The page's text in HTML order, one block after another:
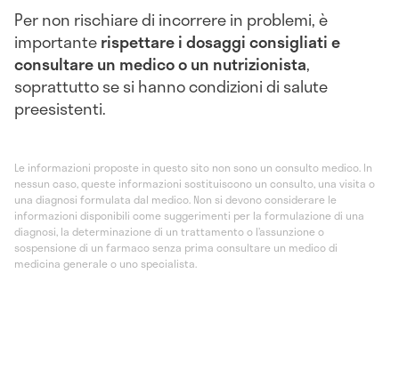
Per non rischiare di incorrere in problemi, è
importanterispettare i dosaggi consigliati e
consultare un medico o un nutrizionista,
soprattutto se si hanno condizioni di salute
preesistenti.
Le informazioni proposte in questo sito non sono un consulto medico. In
nessun caso, queste informazioni sostituiscono un consulto, una visita o
una diagnosi formulata dal medico. Non si devono considerare le
informazioni disponibili come suggerimenti per la formulazione di una
diagnosi, la determinazione di un trattamento o l’assunzione o
sospensione di un farmaco senza prima consultare un medico di
medicina generale o uno specialista.